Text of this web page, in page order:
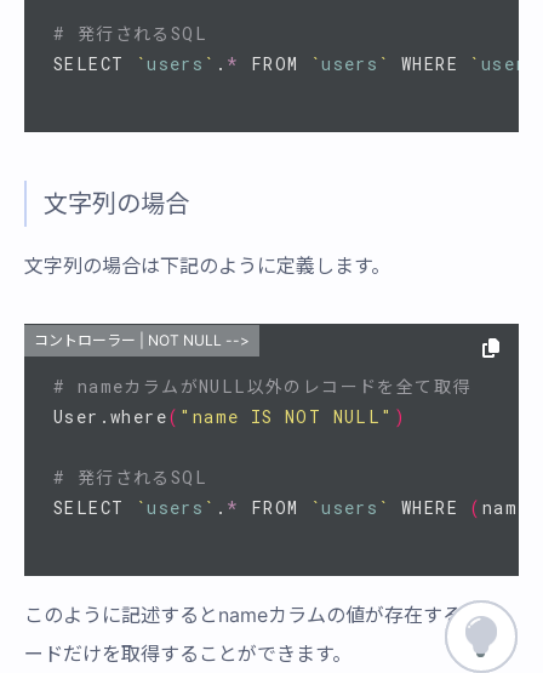
# 発行されるSQL
SELECT
`users ` . * FROM `users ` WHERE ` users
文字列の場合
文字列の場合は下記のように定義します。
コントローラー | NOT NULL -->
# nameカラムがNULL以外のレコードを全て取得
User.where( "name IS NOT NULL" )
# 発行されるSQL
SELECT
`users ` . * FROM `users ` WHERE ( name
このように記述するとnameカラムの値が存在するレコ
ードだけを取得することができます。